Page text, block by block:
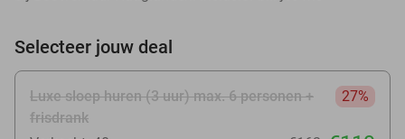
Selecteer jouw deal
Luxe sloep huren (3 uur) max. 6 personen +
frisdrank
27%